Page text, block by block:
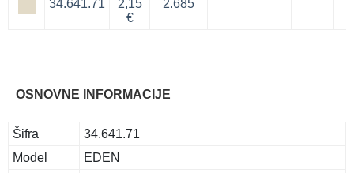
34.641.71
2,15
€
2.685
OSNOVNE INFORMACIJE
Šifra
34.641.71
Model
EDEN